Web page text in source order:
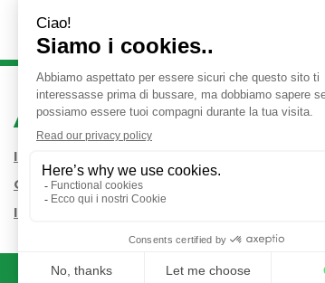
AREA UTENTE
Iscrizione alla Newsletter
Contatti
Informativa Privacy